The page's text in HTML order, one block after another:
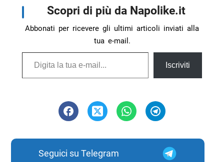
Scopri di più da Napolike.it
Abbonati per ricevere gli ultimi articoli inviati alla
tua e-mail.
Digita la tua e-mail...
Iscriviti
Seguici su Telegram